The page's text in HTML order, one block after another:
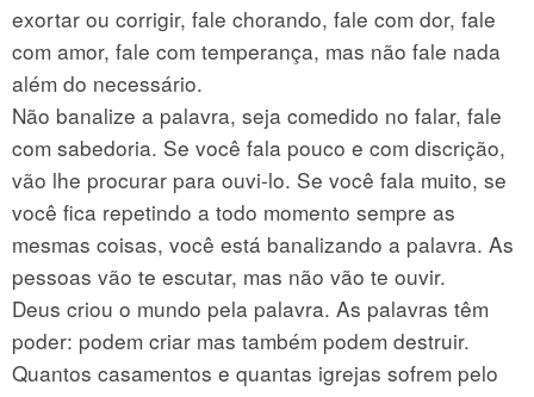
exortar ou corrigir, fale chorando, fale com dor, fale
com amor, fale com temperança, mas não fale nada
além do necessário.
Não banalize a palavra, seja comedido no falar, fale
com sabedoria. Se você fala pouco e com discrição,
vão lhe procurar para ouvi-lo. Se você fala muito, se
você fica repetindo a todo momento sempre as
mesmas coisas, você está banalizando a palavra. As
pessoas vão te escutar, mas não vão te ouvir.
Deus criou o mundo pela palavra. As palavras têm
poder: podem criar mas também podem destruir.
Quantos casamentos e quantas igrejas sofrem pelo